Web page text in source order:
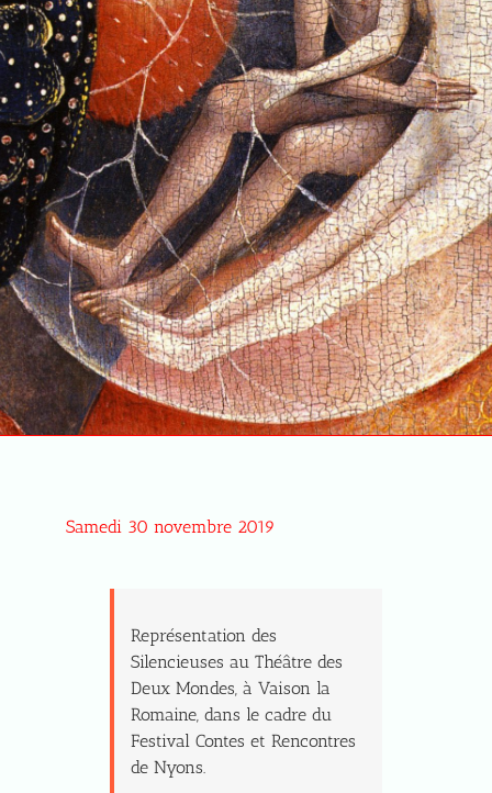
Samedi 30 novembre 2019
Représentation des
Silencieuses au Théâtre des
Deux Mondes, à Vaison la
Romaine, dans le cadre du
Festival Contes et Rencontres
de Nyons.